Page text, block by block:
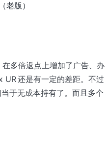
（老版）
多倍返点上增加了广告、办
UR 还是有一定的差距。不过
于无成本持有了。而且多个